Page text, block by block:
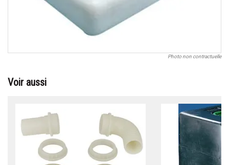
Photo non contractuelle
Voir aussi